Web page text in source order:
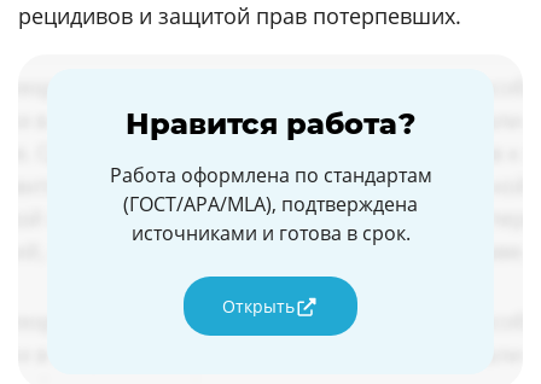
рецидивов и защитой прав потерпевших.
Нравится работа?
Работа оформлена по стандартам
(ГОСТ/APA/MLA), подтверждена
источниками и готова в срок.
Открыть